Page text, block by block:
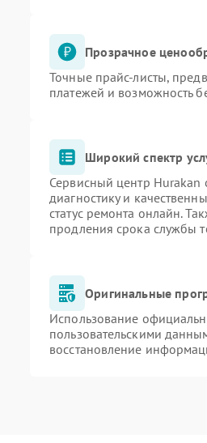
Прозрачное
Точные прайс-листы,
платежей и возможность
Широкий спектр
Сервисный центр Hurakan
диагностику и
статус ремонта онлайн.
продления срока службы
Оригинальные
Использование
пользовательскими
восстановление